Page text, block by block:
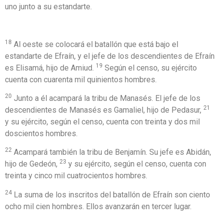
uno junto a su estandarte.
18 Al oeste se colocará el batallón que está bajo el
estandarte de Efraín, y el jefe de los descendientes de Efraín
es Elisamá, hijo de Amiud.
19 Según el censo, su ejército
cuenta con cuarenta mil quinientos hombres.
20 Junto a él acampará la tribu de Manasés. El jefe de los
descendientes de Manasés es Gamaliel, hijo de Pedasur, 21
y su ejército, según el censo, cuenta con treinta y dos mil
doscientos hombres.
22 Acampará también la tribu de Benjamín. Su jefe es Abidán,
hijo de Gedeón, 23 y su ejército, según el censo, cuenta con
treinta y cinco mil cuatrocientos hombres.
24 La suma de los inscritos del batallón de Efraín son ciento
ocho mil cien hombres. Ellos avanzarán en tercer lugar.